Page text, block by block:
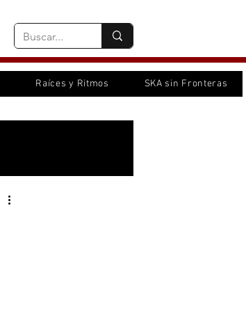
Raíces y Ritmos SKA sin Fronteras